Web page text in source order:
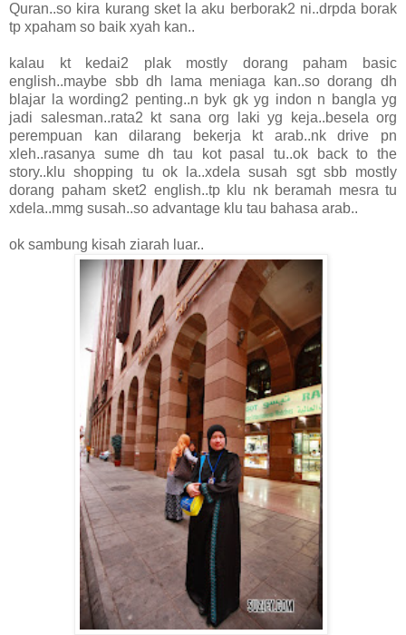
Quran..so kira kurang sket la aku berborak2 ni..drpda borak
tp xpaham so baik xyah kan..
kalau kt kedai2 plak mostly dorang paham basic
english..maybe sbb dh lama meniaga kan..so dorang dh
blajar la wording2 penting..n byk gk yg indon n bangla yg
jadi salesman..rata2 kt sana org laki yg keja..besela org
perempuan kan dilarang bekerja kt arab..nk drive pn
xleh..rasanya sume dh tau kot pasal tu..ok back to the
story..klu shopping tu ok la..xdela susah sgt sbb mostly
dorang paham sket2 english..tp klu nk beramah mesra tu
xdela..mmg susah..so advantage klu tau bahasa arab..
ok sambung kisah ziarah luar..